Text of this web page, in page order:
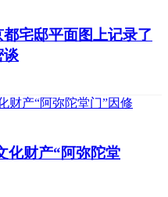
宅邸平面图上记录了
谈
化财产“阿弥陀堂